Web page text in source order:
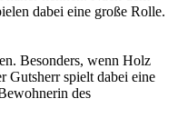
dabei eine große Rolle.
Besonders, wenn Holz
Gutsherr spielt dabei eine
des